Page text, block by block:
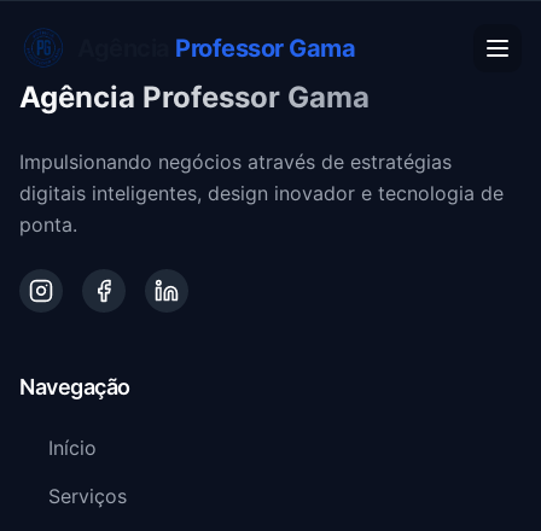
Professor Gama
Agência Professor Gama
Impulsionando negócios através de estratégias
digitais inteligentes, design inovador e tecnologia de
ponta.
Navegação
Início
Serviços